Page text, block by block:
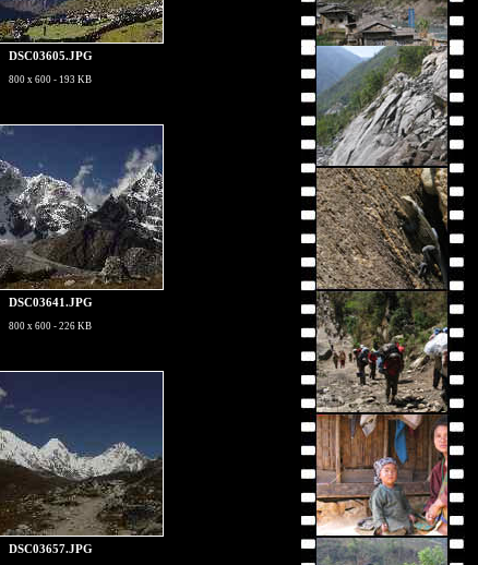
DSC03605.JPG
800 x 600 - 193 KB
DSC03641.JPG
800 x 600 - 226 KB
DSC03657.JPG